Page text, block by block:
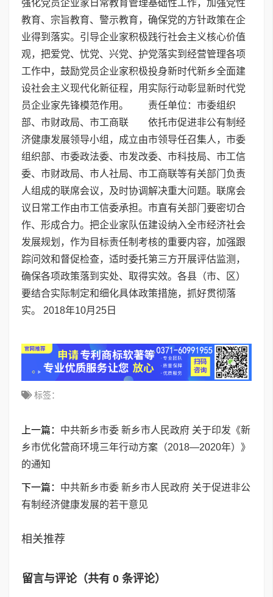
强化党员企业家日常教育管理基础性工作，加强党性
教育、宗旨教育、警示教育，确保党的方针政策在企
业得到落实。引导企业家积极践行社会主义核心价值
观，把爱党、忧党、兴党、护党落实到经营管理各项
工作中，鼓励党员企业家积极投身新时代新乡全面建
设社会主义现代化新征程，用实际行动彰显新时代党
员企业家先锋模范作用。 责任单位：市委组织
部、市财政局、市工商联 依托市促进非公有制经
济健康发展领导小组，成立由市领导任召集人，市委
组织部、市委政法委、市发改委、市科技局、市工信
委、市财政局、市人社局、市工商联等有关部门负责
人组成的联席会议，及时协调解决重大问题。联席会
议日常工作由市工信委承担。市直有关部门要密切合
作、形成合力。把企业家队伍建设纳入全市经济社会
发展规划，作为目标责任制考核的重要内容，加强跟
踪问效和督促检查，适时委托第三方开展评估监测，
确保各项政策落到实处、取得实效。各县（市、区）
要结合实际制定和细化具体政策措施，抓好贯彻落
实。 2018年10月25日
标签：
上一篇： 中共新乡市委 新乡市人民政府 关于印发《新
乡市优化营商环境三年行动方案（2018—2020年）》
的通知
下一篇： 中共新乡市委 新乡市人民政府 关于促进非公
有制经济健康发展的若干意见
相关推荐
留言与评论（共有 0 条评论）